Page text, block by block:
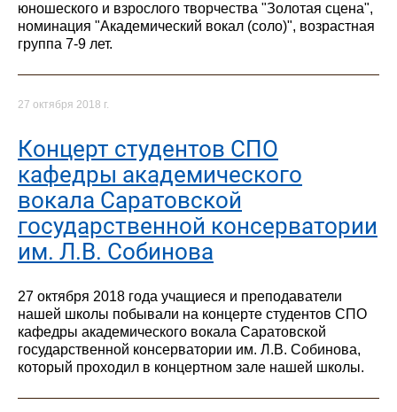
юношеского и взрослого творчества "Золотая сцена",
номинация "Академический вокал (соло)", возрастная
группа 7-9 лет.
27 октября 2018 г.
Концерт студентов СПО
кафедры академического
вокала Саратовской
государственной консерватории
им. Л.В. Собинова
27 октября 2018 года учащиеся и преподаватели
нашей школы побывали на концерте студентов СПО
кафедры академического вокала Саратовской
государственной консерватории им. Л.В. Собинова,
который проходил в концертном зале нашей школы.